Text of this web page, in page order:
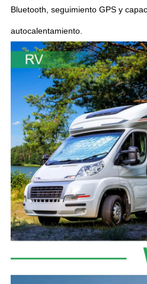
Bluetooth, seguimiento GPS y
autocalentamiento.